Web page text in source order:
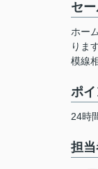
セ
ホー
りま
模線
ポイ
24時
担